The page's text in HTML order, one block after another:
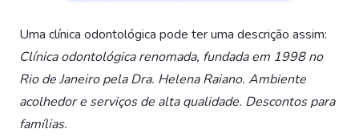
Uma clínica odontológica pode ter uma descrição assim:
Clínica odontológica renomada, fundada em 1998 no
Rio de Janeiro pela Dra. Helena Raiano. Ambiente
acolhedor e serviços de alta qualidade. Descontos para
famílias.